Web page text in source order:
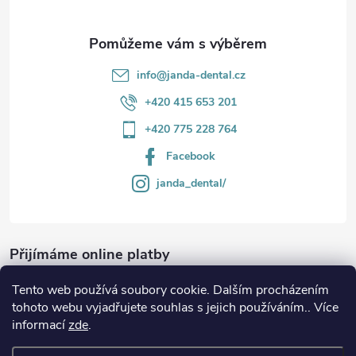
Tento web používá soubory cookie. Dalším procházením
tohoto webu vyjadřujete souhlas s jejich používáním.. Více
informacízde.
info@janda-dental.cz
+420 415 653 201
+420 775 228 764
Facebook
janda_dental/
Přijímáme online platby